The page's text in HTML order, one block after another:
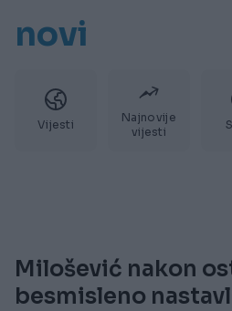
novi
Vijesti
Najnovije
vijesti
Milošević nakon
besmisleno